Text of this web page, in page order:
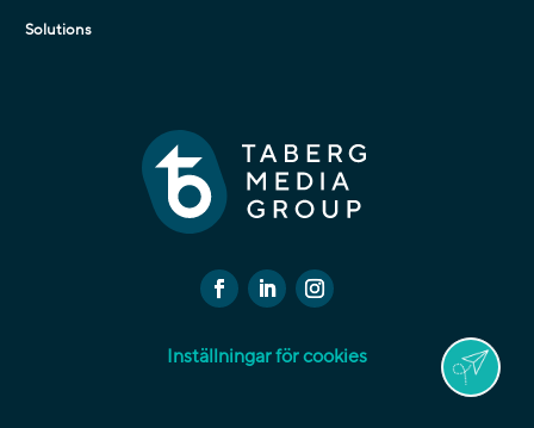
Solutions
Inställningar för cookies